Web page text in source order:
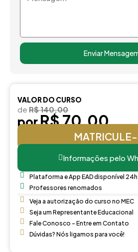
Enviar
VALOR DO CURSO
de R$ 140,00
porR$ 70,00
Informações pelo
Plataforma e App EAD disponível 24h
Professores renomados
Veja a autorização do curso no MEC
Seja um Representante Educacional
Fale Conosco - Entre em Contato
Dúvidas? Nós ligamos para você!